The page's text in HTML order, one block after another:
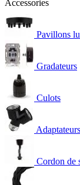
Accessories
Pavillons
Gradateurs
Culots
Cordon de